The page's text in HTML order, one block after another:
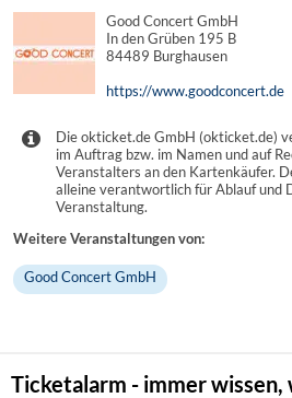
Good Concert GmbH
In den Grüben 195 B
84489 Burghausen
https://www.goodconcert.de
Die okticket.de GmbH (okticket.de)
im Auftrag bzw. im Namen und auf
Veranstalters an den Kartenkäufer.
alleine verantwortlich für Ablauf und
Veranstaltung.
Weitere Veranstaltungen von:
Good Concert GmbH
Ticketalarm - immer wissen,